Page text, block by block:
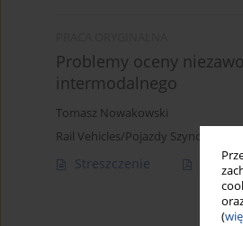
(
Problemy oceny
intermodalnego
Tomasz Nowakowski
Rail Vehicles/Pojazdy Szynowe
Streszczenie